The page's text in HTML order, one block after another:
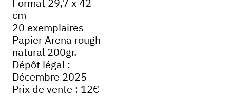
cm
20 exemplaires
Papier Arena rough
natural 200gr.
Dépôt légal :
Décembre 2025
Prix de vente : 12€